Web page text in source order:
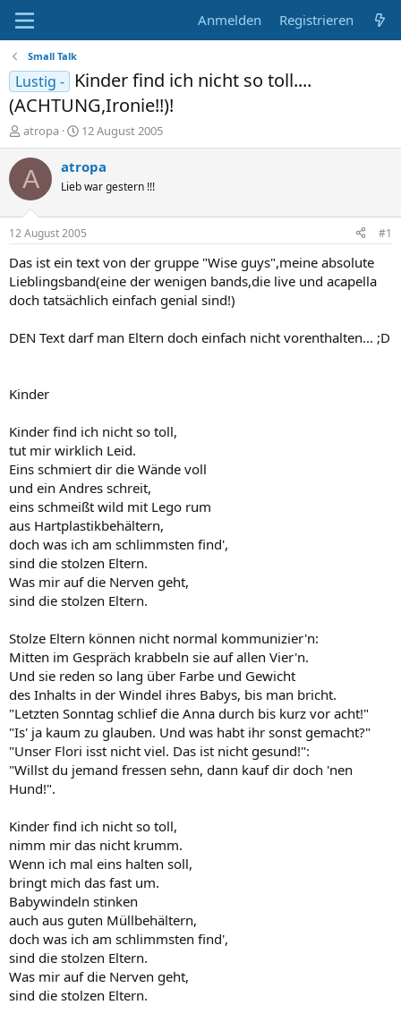
Anmelden Registrieren
Small Talk
Lustig -
Kinder find ich nicht so toll....
(ACHTUNG,Ironie!!)!
E
r
s
t
e
r
atropa
E
r
s
e
l
t
a
12 August 2005
A atropa
Lieb war gestern !!!
12 August 2005 #1
Das ist ein text von der gruppe "Wise guys",meine absolute
Lieblingsband(eine der wenigen bands,die live und acapella
doch tatsächlich einfach genial sind!)
DEN Text darf man Eltern doch einfach nicht vorenthalten... ;D
Kinder
Kinder find ich nicht so toll,
tut mir wirklich Leid.
Eins schmiert dir die Wände voll
und ein Andres schreit,
eins schmeißt wild mit Lego rum
aus Hartplastikbehältern,
doch was ich am schlimmsten find',
sind die stolzen Eltern.
Was mir auf die Nerven geht,
sind die stolzen Eltern.
Stolze Eltern können nicht normal kommunizier'n:
Mitten im Gespräch krabbeln sie auf allen Vier'n.
Und sie reden so lang über Farbe und Gewicht
des Inhalts in der Windel ihres Babys, bis man bricht.
"Letzten Sonntag schlief die Anna durch bis kurz vor acht!"
"Is' ja kaum zu glauben. Und was habt ihr sonst gemacht?"
"Unser Flori isst nicht viel. Das ist nicht gesund!":
"Willst du jemand fressen sehn, dann kauf dir doch 'nen
Hund!".
Kinder find ich nicht so toll,
nimm mir das nicht krumm.
Wenn ich mal eins halten soll,
bringt mich das fast um.
Babywindeln stinken
auch aus guten Müllbehältern,
doch was ich am schlimmsten find',
sind die stolzen Eltern.
Was mir auf die Nerven geht,
sind die stolzen Eltern.